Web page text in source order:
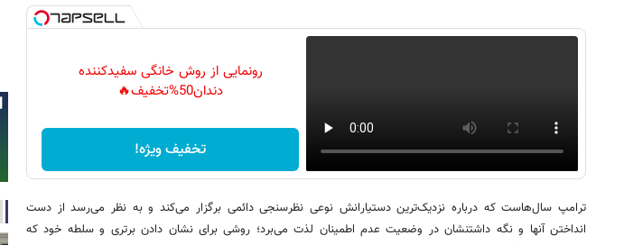
رونمایی از روش خانگی سفیدکننده
دندان50%تخفیف🔥
تخفیف ویژه!
ترامپ سال‌هاست که درباره نزدیک‌ترین دستیارانش نوعی نظرسنجی دائمی برگزار می‌کند و به نظر می‌رسد از دست
انداختن آنها و نگه داشتنشان در وضعیت عدم اطمینان لذت می‌برد؛ روشی برای نشان دادن برتری و سلطه خود که